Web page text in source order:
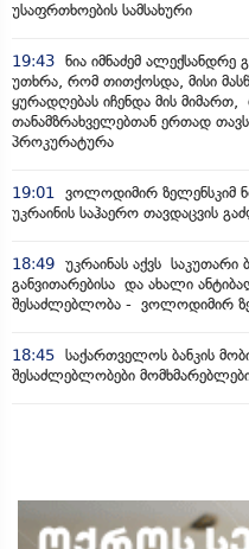
უსაფრთხოების სამსახური
19:43 ნია იმნაძემ ალექსანდრე
უთხრა, რომ თითქოსდა, მისი
ყურადღებას იჩენდა მის მიმართ,
თანამზრახველებთან ერთად
პროკურატურა
19:01 ვოლოდიმირ ზელენსკიმ
უკრაინის საჰაერო თავდაცვის
18:49 უკრაინას აქვს
განვითარებისა და ახალი
შესაძლებლობა - ვოლოდიმირ
18:45 საქართველოს ბანკის
შესაძლებლობები